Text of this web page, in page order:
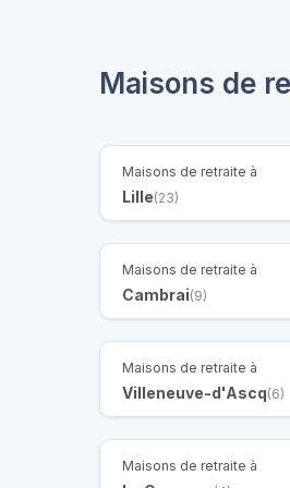
Maisons de
Maisons de retraite à
Lille(23)
Maisons de retraite à
Cambrai(9)
Maisons de retraite à
Villeneuve-d'Ascq(6)
Maisons de retraite à